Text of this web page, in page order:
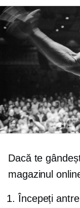
Dacă te
magazinul
Începeți